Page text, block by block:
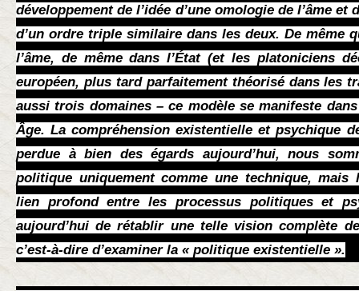
développement de l’idée d’une omologie de l’âme et
d’un ordre triple similaire dans les deux. De même
l’âme, de même dans l’État (et les platoniciens
européen, plus tard parfaitement théorisé dans les
aussi trois domaines – ce modèle se manifeste
Âge. La compréhension existentielle et psychique
perdue à bien des égards aujourd’hui, nous
politique uniquement comme une technique, mais
lien profond entre les processus politiques et
aujourd’hui de rétablir une telle vision complète
c’est-à-dire d’examiner la « politique existentielle ».